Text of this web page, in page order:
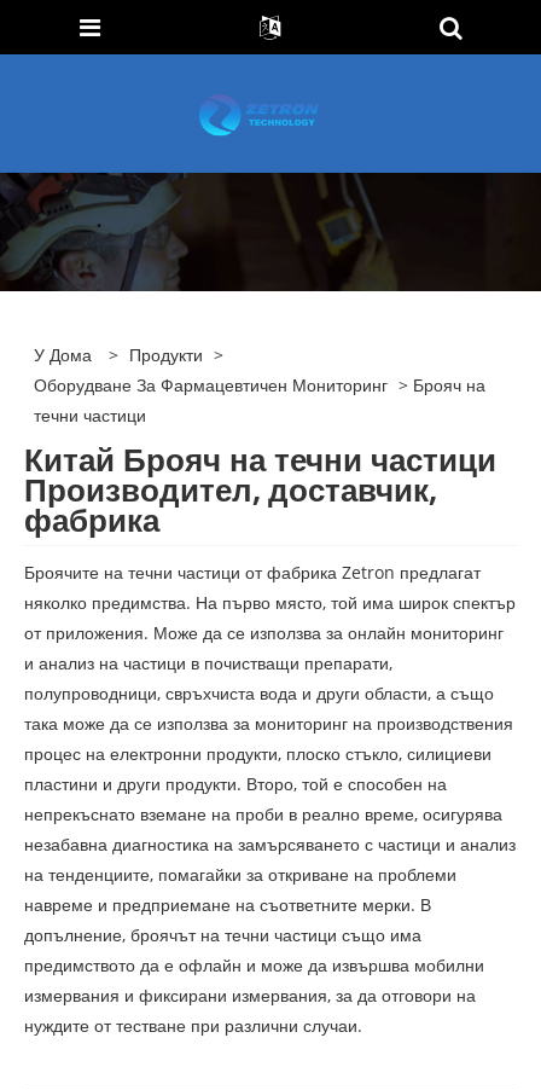
У Дома > Продукти >
Оборудване За Фармацевтичен Мониторинг > Брояч на
течни частици
Китай Брояч на течни частици
Производител, доставчик,
фабрика
Броячите на течни частици от фабрика Zetron предлагат
няколко предимства. На първо място, той има широк спектър
от приложения. Може да се използва за онлайн мониторинг
и анализ на частици в почистващи препарати,
полупроводници, свръхчиста вода и други области, а също
така може да се използва за мониторинг на производствения
процес на електронни продукти, плоско стъкло, силициеви
пластини и други продукти. Второ, той е способен на
непрекъснато вземане на проби в реално време, осигурява
незабавна диагностика на замърсяването с частици и анализ
на тенденциите, помагайки за откриване на проблеми
навреме и предприемане на съответните мерки. В
допълнение, броячът на течни частици също има
предимството да е офлайн и може да извършва мобилни
измервания и фиксирани измервания, за да отговори на
нуждите от тестване при различни случаи.